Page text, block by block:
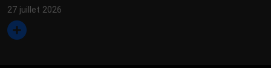
27 juillet 2026